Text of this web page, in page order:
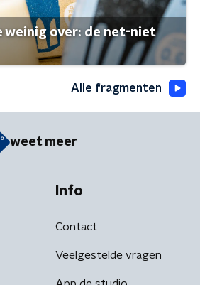
weinig over: de net-niet
Alle fragmenten
weet meer
Info
Contact
Veelgestelde vragen